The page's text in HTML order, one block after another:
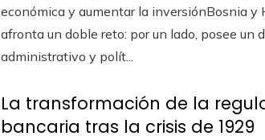
económica y aumentar la inversiónBosnia y
afronta un doble reto: por un lado, posee un
administrativo y polít...
La transformación de la
bancaria tras la crisis de 1929